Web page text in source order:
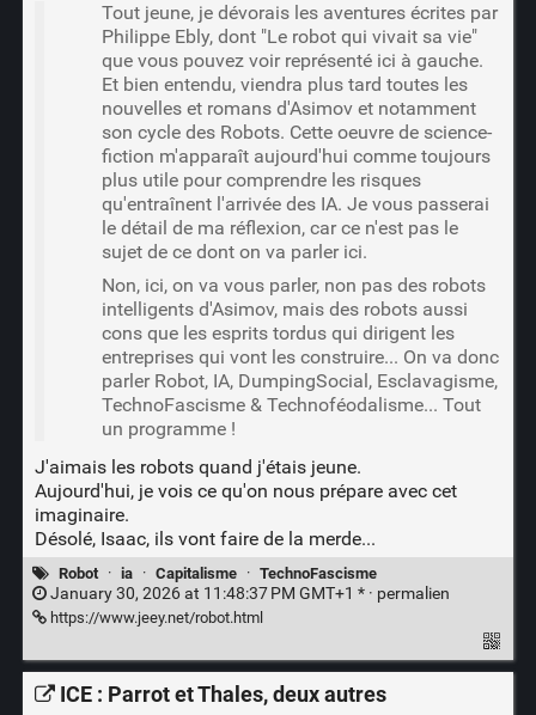
Tout jeune, je dévorais les aventures écrites par
Philippe Ebly, dont "Le robot qui vivait sa vie"
que vous pouvez voir représenté ici à gauche.
Et bien entendu, viendra plus tard toutes les
nouvelles et romans d'Asimov et notamment
son cycle des Robots. Cette oeuvre de science-
fiction m'apparaît aujourd'hui comme toujours
plus utile pour comprendre les risques
qu'entraînent l'arrivée des IA. Je vous passerai
le détail de ma réflexion, car ce n'est pas le
sujet de ce dont on va parler ici.
Non, ici, on va vous parler, non pas des robots
intelligents d'Asimov, mais des robots aussi
cons que les esprits tordus qui dirigent les
entreprises qui vont les construire... On va donc
parler Robot, IA, DumpingSocial, Esclavagisme,
TechnoFascisme & Technoféodalisme... Tout
un programme !
J'aimais les robots quand j'étais jeune.
Aujourd'hui, je vois ce qu'on nous prépare avec cet
imaginaire.
Désolé, Isaac, ils vont faire de la merde...
Robot · ia · Capitalisme · TechnoFascisme
January 30, 2026 at 11:48:37 PM GMT+1 * · permalien
https://www.jeey.net/robot.html
ICE : Parrot et Thales, deux autres